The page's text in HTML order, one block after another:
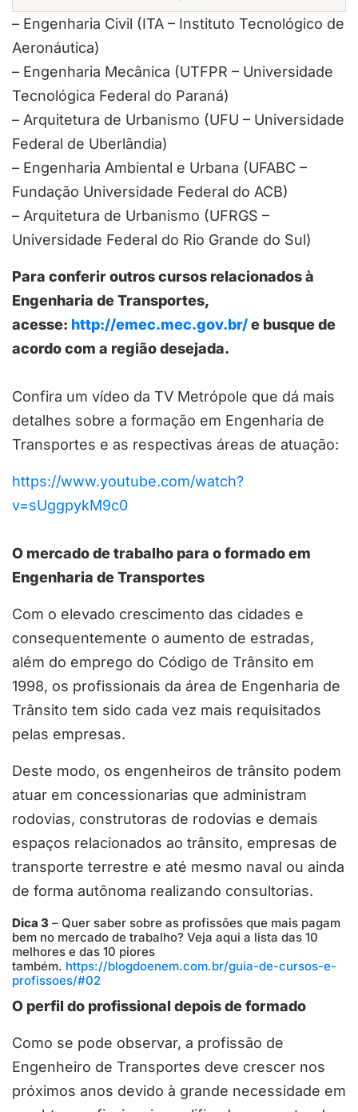
– Engenharia Civil (ITA – Instituto Tecnológico de
Aeronáutica)
– Engenharia Mecânica (UTFPR – Universidade
Tecnológica Federal do Paraná)
– Arquitetura de Urbanismo (UFU – Universidade
Federal de Uberlândia)
– Engenharia Ambiental e Urbana (UFABC –
Fundação Universidade Federal do ACB)
– Arquitetura de Urbanismo (UFRGS –
Universidade Federal do Rio Grande do Sul)
Para conferir outros cursos relacionados à
Engenharia de Transportes,
acesse: http://emec.mec.gov.br/e busque de
acordo com a região desejada.
Confira um vídeo da TV Metrópole que dá mais
detalhes sobre a formação em Engenharia de
Transportes e as respectivas áreas de atuação:
https://www.youtube.com/watch?
v=sUggpykM9c0
O mercado de trabalho para o formado em
Engenharia de Transportes
Com o elevado crescimento das cidades e
consequentemente o aumento de estradas,
além do emprego do Código de Trânsito em
1998, os profissionais da área de Engenharia de
Trânsito tem sido cada vez mais requisitados
pelas empresas.
Deste modo, os engenheiros de trânsito podem
atuar em concessionarias que administram
rodovias, construtoras de rodovias e demais
espaços relacionados ao trânsito, empresas de
transporte terrestre e até mesmo naval ou ainda
de forma autônoma realizando consultorias.
Dica 3 – Quer saber sobre as profissões que mais pagam
bem no mercado de trabalho? Veja aqui a lista das 10
melhores e das 10 piores
também. https://blogdoenem.com.br/guia-de-cursos-e-
profissoes/#02
O perfil do profissional depois de formado
Como se pode observar, a profissão de
Engenheiro de Transportes deve crescer nos
próximos anos devido à grande necessidade em